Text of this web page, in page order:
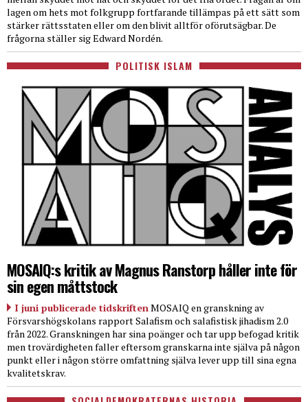
lagen om hets mot folkgrupp fortfarande tillämpas på ett sätt som
stärker rättsstaten eller om den blivit alltför oförutsägbar. De
frågorna ställer sig Edward Nordén.
POLITISK ISLAM
MOSAIQ:s kritik av Magnus Ranstorp håller inte för
sin egen måttstock
I juni publicerade tidskriftenMOSAIQ en granskning av
Försvarshögskolans rapport Salafism och salafistisk jihadism 2.0
från 2022. Granskningen har sina poänger och tar upp befogad kritik
men trovärdigheten faller eftersom granskarna inte själva på någon
punkt eller i någon större omfattning själva lever upp till sina egna
kvalitetskrav.